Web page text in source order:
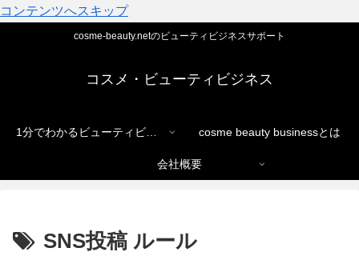
コンテンツへスキップ
cosme-beauty.netのビューティビジネスサポート
コスメ・ビューティビジネス
1分でわかるビューティビジネス cosme beauty businessとは
会社概要
SNS投稿 ルール